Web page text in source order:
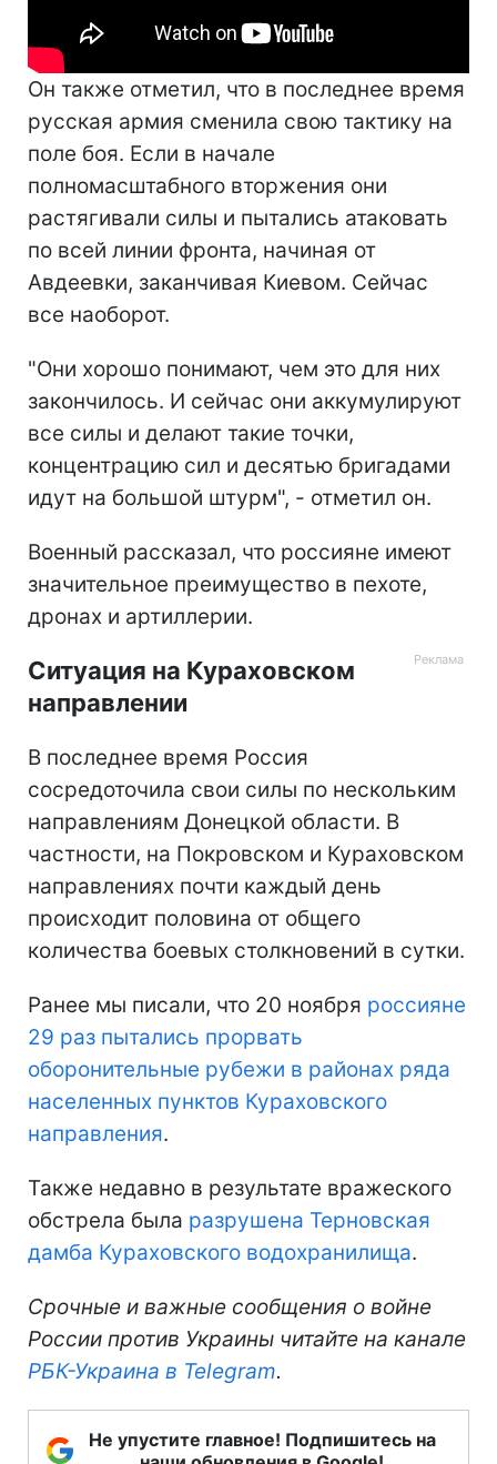
Он также отметил, что в последнее время
русская армия сменила свою тактику на
поле боя. Если в начале
полномасштабного вторжения они
растягивали силы и пытались атаковать
по всей линии фронта, начиная от
Авдеевки, заканчивая Киевом. Сейчас
все наоборот.
"Они хорошо понимают, чем это для них
закончилось. И сейчас они аккумулируют
все силы и делают такие точки,
концентрацию сил и десятью бригадами
идут на большой штурм", - отметил он.
Военный рассказал, что россияне имеют
значительное преимущество в пехоте,
дронах и артиллерии.
Ситуация на Кураховском
направлении
В последнее время Россия
сосредоточила свои силы по нескольким
направлениям Донецкой области. В
частности, на Покровском и Кураховском
направлениях почти каждый день
происходит половина от общего
количества боевых столкновений в сутки.
Ранее мы писали, что 20 ноября россияне
29 раз пытались прорвать
оборонительные рубежи в районах ряда
населенных пунктов Кураховского
направления.
Также недавно в результате вражеского
обстрела была разрушена Терновская
дамба Кураховского водохранилища.
Срочные и важные сообщения о войне
России против Украины читайте на канале
РБК-Украина в Telegram.
Не упустите главное! Подпишитесь на